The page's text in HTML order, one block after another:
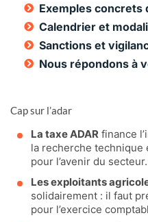
Cap sur l’adar
La taxe ADAR finance
la recherche technique
pour l’avenir du secteur.
Les exploitants
solidairement : il faut
pour l’exercice
Exemples concrets
Calendrier et
Sanctions et
Nous répondons à